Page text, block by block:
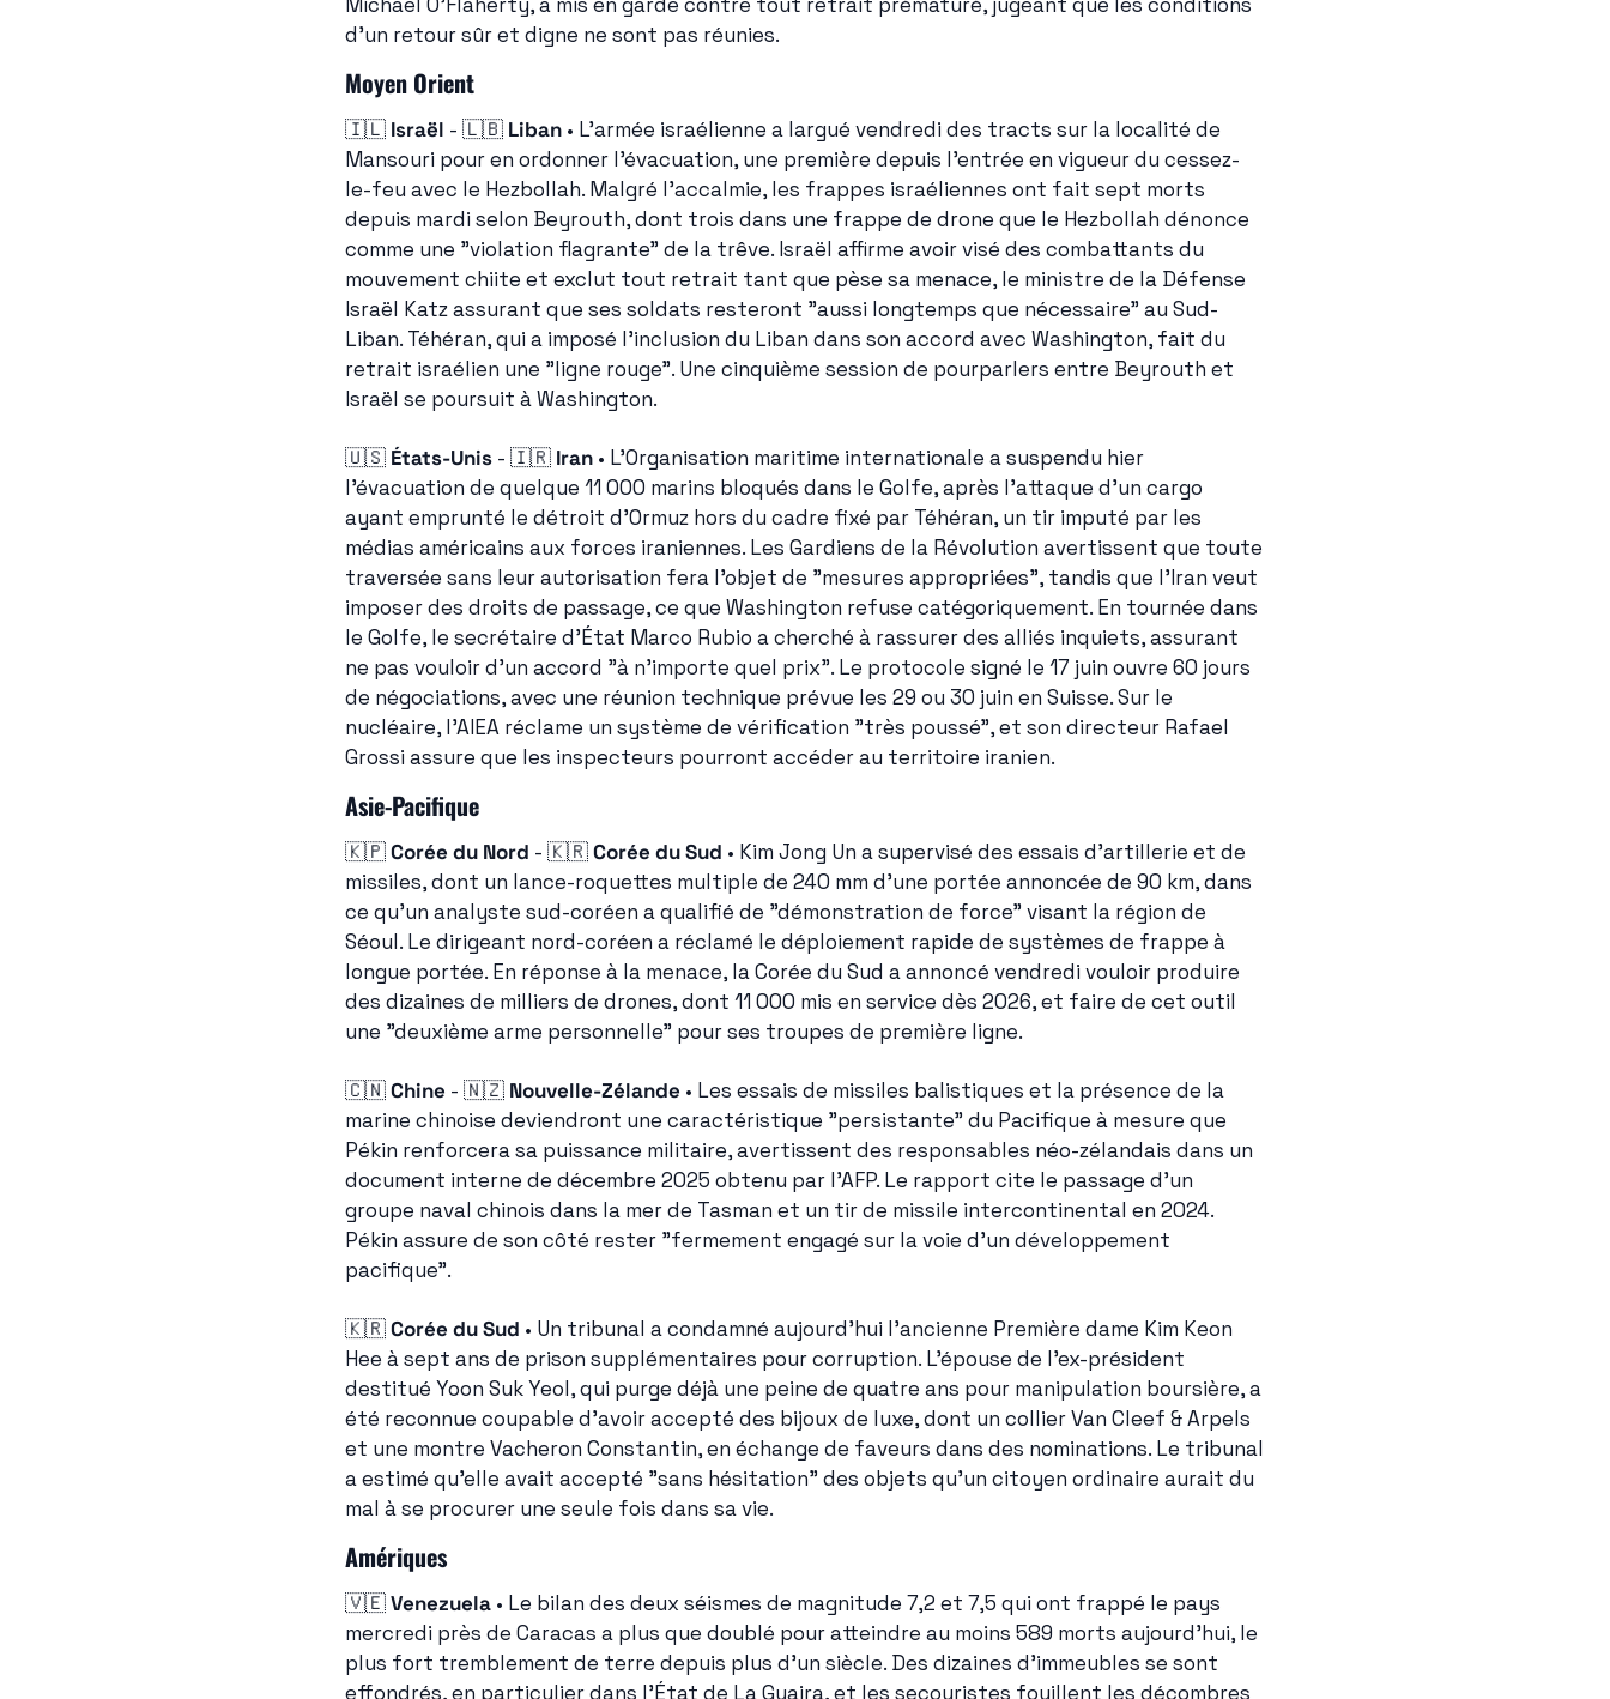
d'un retour sûr et digne ne sont pas réunies.
Moyen Orient
🇮🇱 Israël - 🇱🇧 Liban • L'armée israélienne a largué vendredi des tracts sur la localité de
Mansouri pour en ordonner l'évacuation, une première depuis l'entrée en vigueur du cessez-
le-feu avec le Hezbollah. Malgré l'accalmie, les frappes israéliennes ont fait sept morts
depuis mardi selon Beyrouth, dont trois dans une frappe de drone que le Hezbollah dénonce
comme une "violation flagrante" de la trêve. Israël affirme avoir visé des combattants du
mouvement chiite et exclut tout retrait tant que pèse sa menace, le ministre de la Défense
Israël Katz assurant que ses soldats resteront "aussi longtemps que nécessaire" au Sud-
Liban. Téhéran, qui a imposé l'inclusion du Liban dans son accord avec Washington, fait du
retrait israélien une "ligne rouge". Une cinquième session de pourparlers entre Beyrouth et
Israël se poursuit à Washington.
🇺🇸 États-Unis - 🇮🇷 Iran • L'Organisation maritime internationale a suspendu hier
l'évacuation de quelque 11 000 marins bloqués dans le Golfe, après l'attaque d'un cargo
ayant emprunté le détroit d'Ormuz hors du cadre fixé par Téhéran, un tir imputé par les
médias américains aux forces iraniennes. Les Gardiens de la Révolution avertissent que toute
traversée sans leur autorisation fera l'objet de "mesures appropriées", tandis que l'Iran veut
imposer des droits de passage, ce que Washington refuse catégoriquement. En tournée dans
le Golfe, le secrétaire d'État Marco Rubio a cherché à rassurer des alliés inquiets, assurant
ne pas vouloir d'un accord "à n'importe quel prix". Le protocole signé le 17 juin ouvre 60 jours
de négociations, avec une réunion technique prévue les 29 ou 30 juin en Suisse. Sur le
nucléaire, l'AIEA réclame un système de vérification "très poussé", et son directeur Rafael
Grossi assure que les inspecteurs pourront accéder au territoire iranien.
Asie-Pacifique
🇰🇵Corée du Nord - 🇰🇷Corée du Sud • Kim Jong Un a supervisé des essais d'artillerie et de
missiles, dont un lance-roquettes multiple de 240 mm d'une portée annoncée de 90 km, dans
ce qu'un analyste sud-coréen a qualifié de "démonstration de force" visant la région de
Séoul. Le dirigeant nord-coréen a réclamé le déploiement rapide de systèmes de frappe à
longue portée. En réponse à la menace, la Corée du Sud a annoncé vendredi vouloir produire
des dizaines de milliers de drones, dont 11 000 mis en service dès 2026, et faire de cet outil
une "deuxième arme personnelle" pour ses troupes de première ligne.
🇨🇳Chine - 🇳🇿 Nouvelle-Zélande • Les essais de missiles balistiques et la présence de la
marine chinoise deviendront une caractéristique "persistante" du Pacifique à mesure que
Pékin renforcera sa puissance militaire, avertissent des responsables néo-zélandais dans un
document interne de décembre 2025 obtenu par l'AFP. Le rapport cite le passage d'un
groupe naval chinois dans la mer de Tasman et un tir de missile intercontinental en 2024.
Pékin assure de son côté rester "fermement engagé sur la voie d'un développement
pacifique".
🇰🇷Corée du Sud • Un tribunal a condamné aujourd'hui l'ancienne Première dame Kim Keon
Hee à sept ans de prison supplémentaires pour corruption. L'épouse de l'ex-président
destitué Yoon Suk Yeol, qui purge déjà une peine de quatre ans pour manipulation boursière, a
été reconnue coupable d'avoir accepté des bijoux de luxe, dont un collier Van Cleef & Arpels
et une montre Vacheron Constantin, en échange de faveurs dans des nominations. Le tribunal
a estimé qu'elle avait accepté "sans hésitation" des objets qu'un citoyen ordinaire aurait du
mal à se procurer une seule fois dans sa vie.
Amériques
🇻🇪Venezuela • Le bilan des deux séismes de magnitude 7,2 et 7,5 qui ont frappé le pays
mercredi près de Caracas a plus que doublé pour atteindre au moins 589 morts aujourd'hui, le
plus fort tremblement de terre depuis plus d'un siècle. Des dizaines d'immeubles se sont
effondrés, en particulier dans l'État de La Guaira, et les secouristes fouillent les décombres